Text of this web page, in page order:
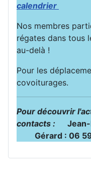
calendrier
Nos membres
régates dans tous
au-delà !
Pour les
covoiturages.
Pour découvrir
contacts :
Gérard : 06